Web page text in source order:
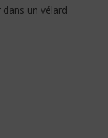
un vélard